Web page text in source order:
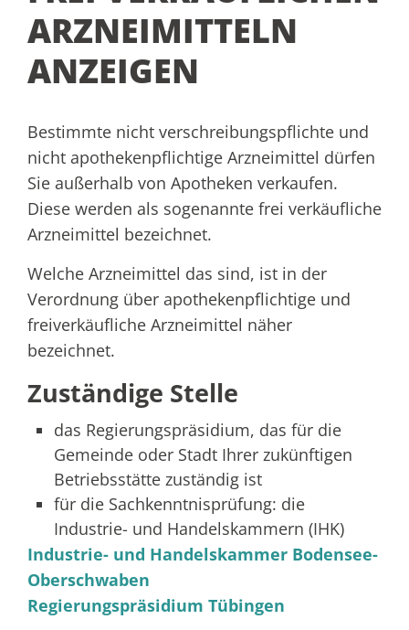
ARZNEIMITTELN
ANZEIGEN
Bestimmte nicht verschreibungspflichte und
nicht apothekenpflichtige Arzneimittel dürfen
Sie außerhalb von Apotheken verkaufen.
Diese werden als sogenannte frei verkäufliche
Arzneimittel bezeichnet.
Welche Arzneimittel das sind, ist in der
Verordnung über apothekenpflichtige und
freiverkäufliche Arzneimittel näher
bezeichnet.
Zuständige Stelle
das Regierungspräsidium, das für die
Gemeinde oder Stadt Ihrer zukünftigen
Betriebsstätte zuständig ist
für die Sachkenntnisprüfung: die
Industrie- und Handelskammern (IHK)
Industrie- und Handelskammer Bodensee-
Oberschwaben
Regierungspräsidium Tübingen